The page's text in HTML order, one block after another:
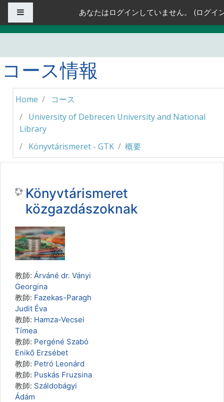
メインコンテンツへスキップする
あなたはログインしていません。 (ログイ
コース情報
Home
コース
University of Debrecen University and National
Library
Könyvtárismeret - GTK
概要
Könyvtárismeret
közgazdászoknak
教師: Árváné dr. Ványi
Georgina
教師: Fazekas-Paragh
Judit Éva
教師: Hamza-Vecsei
Tímea
教師: Pergéné Szabó
Enikő Erzsébet
教師: Petró Leonárd
教師: Puskás Fruzsina
教師: Száldobágyi
Ádám